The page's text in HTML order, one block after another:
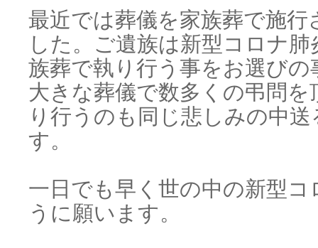
最近では葬儀を家族葬で施
した。ご遺族は新型コロナ
族葬で執り行う事をお選び
大きな葬儀で数多くの弔問
り行うのも同じ悲しみの中
す。
一日でも早く世の中の新型
うに願います。